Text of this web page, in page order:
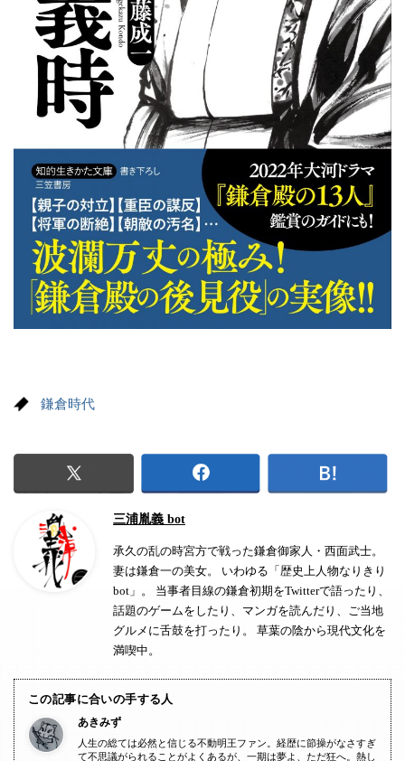
鎌倉時代
三浦胤義 bot
承久の乱の時宮方で戦った鎌倉御家人・西面武士。
妻は鎌倉一の美女。 いわゆる「歴史上人物なりきり
bot」。 当事者目線の鎌倉初期をTwitterで語ったり、
話題のゲームをしたり、マンガを読んだり、ご当地
グルメに舌鼓を打ったり。 草葉の陰から現代文化を
満喫中。
この記事に合いの手する人
あきみず
人生の総ては必然と信じる不動明王ファン。経歴に節操がなさすぎ
て不思議がられることがよくあるが、一期は夢よ、ただ狂へ。熱し